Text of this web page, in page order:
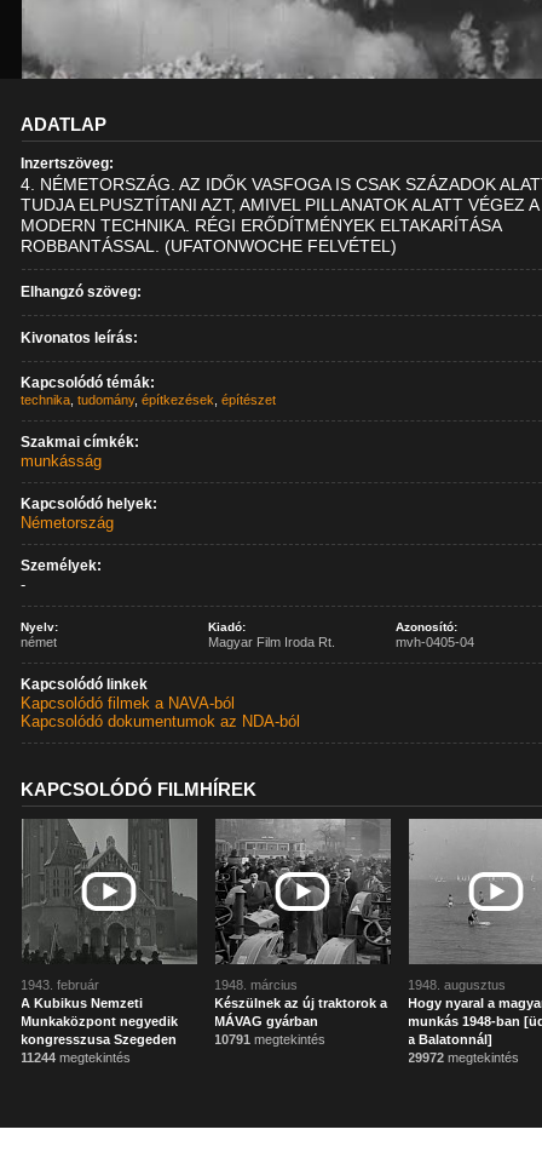
ADATLAP
Inzertszöveg:
4. NÉMETORSZÁG. AZ IDŐK VASFOGA IS CSAK SZÁZADOK
TUDJA ELPUSZTÍTANI AZT, AMIVEL PILLANATOK ALATT VÉGEZ A
MODERN TECHNIKA. RÉGI ERŐDÍTMÉNYEK ELTAKARÍTÁSA
ROBBANTÁSSAL. (UFATONWOCHE FELVÉTEL)
Elhangzó szöveg:
Kivonatos leírás:
Kapcsolódó témák:
technika ,tudomány,építkezések ,építészet
Szakmai címkék:
munkásság
Kapcsolódó helyek:
Németország
Személyek:
-
Nyelv:
német
Kiadó:
Magyar Film Iroda Rt.
Azonosító:
mvh-0405-04
Kapcsolódó linkek
Kapcsolódó filmek a NAVA-ból
Kapcsolódó dokumentumok az NDA-ból
KAPCSOLÓDÓ FILMHÍREK
1943. február
A Kubikus Nemzeti
Munkaközpont negyedik
kongresszusa Szegeden
11244 megtekintés
1948. március
Készülnek az új traktorok a
MÁVAG gyárban
10791 megtekintés
1948. augusztus
Hogy nyaral a
munkás 1948-ban
a Balatonnál]
29972 megtekintés